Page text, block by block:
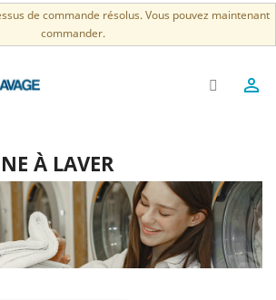
de commande résolus. Vous pouvez maintenant
commander.

À LAVER